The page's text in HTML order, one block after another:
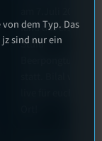
fand das erste
Stufu
dem Typ. Das
sind nur ein